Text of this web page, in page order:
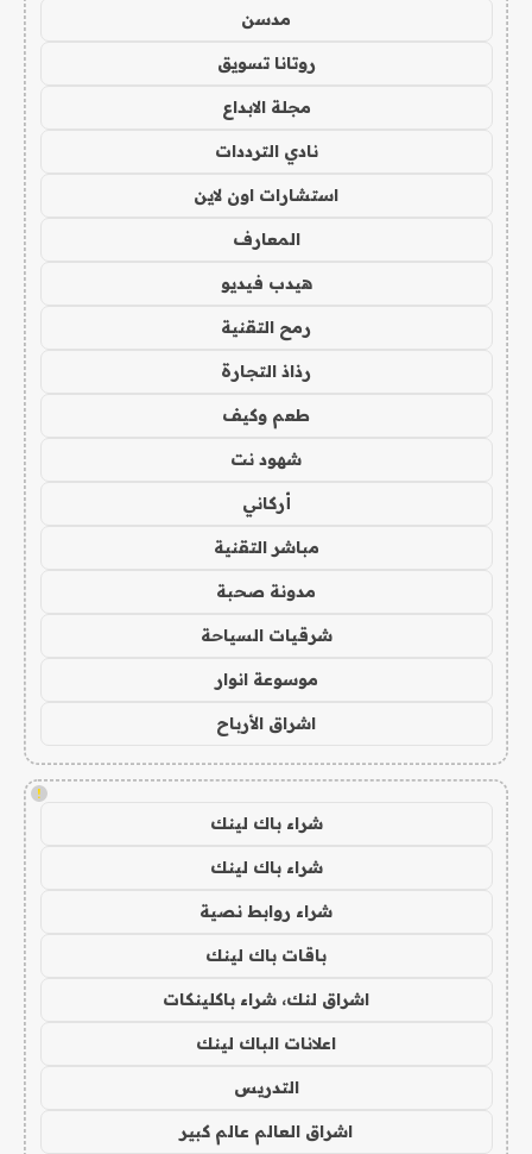
مدسن
روتانا تسويق
مجلة الابداع
نادي الترددات
استشارات اون لاين
المعارف
هيدب فيديو
رمح التقنية
رذاذ التجارة
طعم وكيف
شهود نت
أركاني
مباشر التقنية
مدونة صحبة
شرقيات السياحة
موسوعة انوار
اشراق الأرباح
!
شراء باك لينك
شراء باك لينك
شراء روابط نصية
باقات باك لينك
اشراق لنك، شراء باكلينكات
اعلانات الباك لينك
التدريس
اشراق العالم عالم كبير